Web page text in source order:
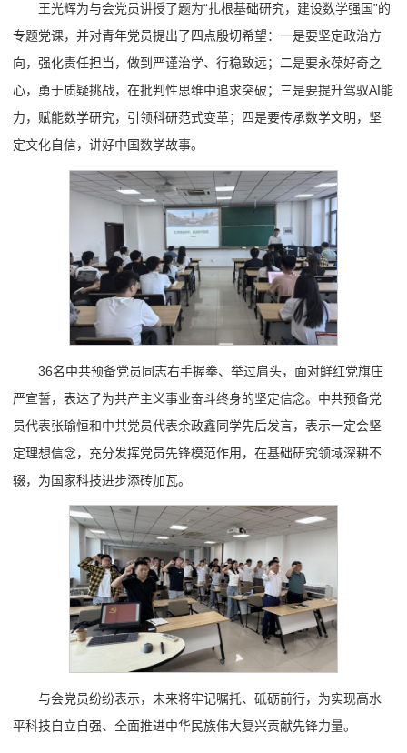
王光辉为与会党员讲授了题为“扎根基础研究，建设数学强国”的
专题党课，并对青年党员提出了四点殷切希望：一是要坚定政治方
向，强化责任担当，做到严谨治学、行稳致远；二是要永葆好奇之
心，勇于质疑挑战，在批判性思维中追求突破；三是要提升驾驭AI能
力，赋能数学研究，引领科研范式变革；四是要传承数学文明，坚
定文化自信，讲好中国数学故事。
36名中共预备党员同志右手握拳、举过肩头，面对鲜红党旗庄
严宣誓，表达了为共产主义事业奋斗终身的坚定信念。中共预备党
员代表张瑜恒和中共党员代表余政鑫同学先后发言，表示一定会坚
定理想信念，充分发挥党员先锋模范作用，在基础研究领域深耕不
辍，为国家科技进步添砖加瓦。
与会党员纷纷表示，未来将牢记嘱托、砥砺前行，为实现高水
平科技自立自强、全面推进中华民族伟大复兴贡献先锋力量。